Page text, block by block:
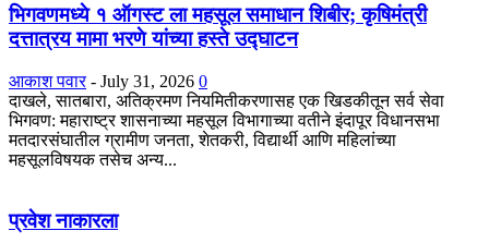
भिगवणमध्ये १ ऑगस्ट ला महसूल समाधान शिबीर; कृषिमंत्री
दत्तात्रय मामा भरणे यांच्या हस्ते उद्घाटन
आकाश पवार - July 31, 2026 0
दाखले, सातबारा, अतिक्रमण नियमितीकरणासह एक खिडकीतून सर्व सेवा
भिगवण: महाराष्ट्र शासनाच्या महसूल विभागाच्या वतीने इंदापूर विधानसभा
मतदारसंघातील ग्रामीण जनता, शेतकरी, विद्यार्थी आणि महिलांच्या
महसूलविषयक तसेच अन्य...
प्रवेश नाकारला